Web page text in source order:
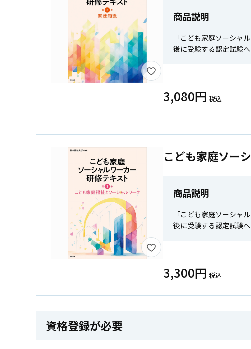
商品説明
「こども家庭ソーシャ
後に受験する認定試験
3,080円 税込
こども家庭ソー
商品説明
「こども家庭ソーシャ
後に受験する認定試験
3,300円 税込
資格登録が必要